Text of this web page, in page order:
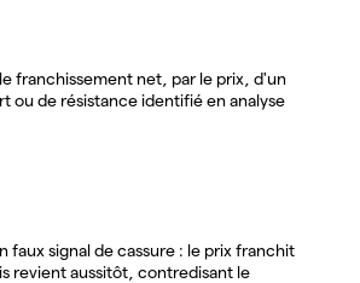
franchissement net, par le prix, d'un
ou de résistance identifié en analyse
faux signal de cassure : le prix franchit
revient aussitôt, contredisant le